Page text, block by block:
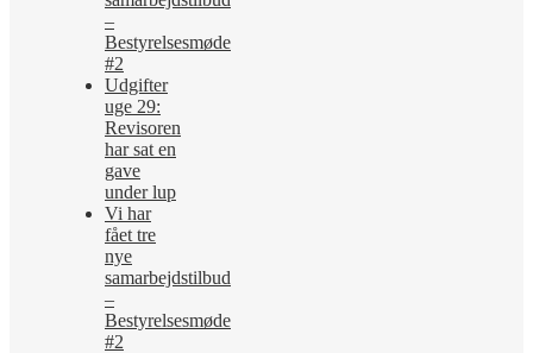
–
Bestyrelsesmøde
#2
Udgifter
uge 29:
Revisoren
har sat en
gave
under lup
Vi har
fået tre
nye
samarbejdstilbud
–
Bestyrelsesmøde
#2